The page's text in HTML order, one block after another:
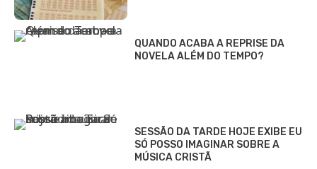
QUANDO ACABA A REPRISE DA
NOVELA ALÉM DO TEMPO?
SESSÃO DA TARDE HOJE EXIBE EU
SÓ POSSO IMAGINAR SOBRE A
MÚSICA CRISTÃ